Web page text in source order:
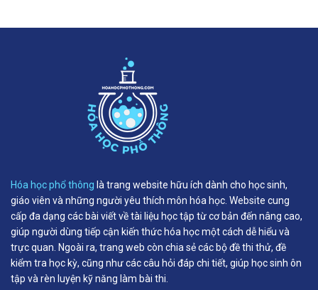
Hóa học phổ thông là trang website hữu ích dành cho học sinh,
giáo viên và những người yêu thích môn hóa học. Website cung
cấp đa dạng các bài viết về tài liệu học tập từ cơ bản đến nâng cao,
giúp người dùng tiếp cận kiến thức hóa học một cách dễ hiểu và
trực quan. Ngoài ra, trang web còn chia sẻ các bộ đề thi thử, đề
kiểm tra học kỳ, cũng như các câu hỏi đáp chi tiết, giúp học sinh ôn
tập và rèn luyện kỹ năng làm bài thi.